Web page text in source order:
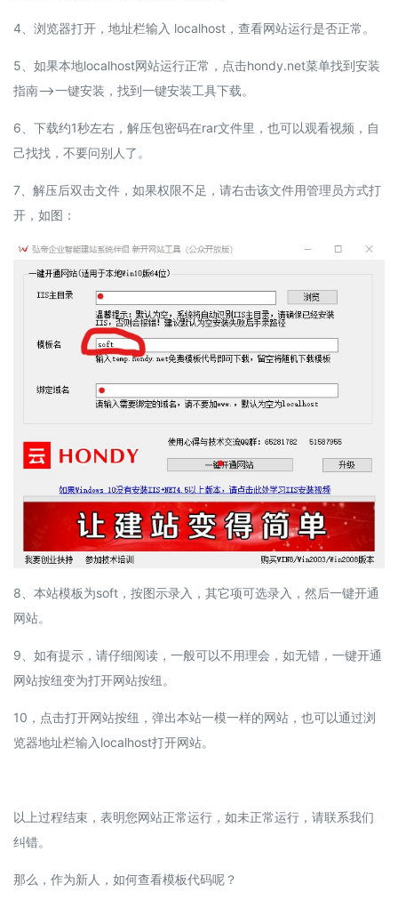
4、浏览器打开，地址栏输入 localhost，查看网站运行是否正常。
5、如果本地localhost网站运行正常，点击hondy.net菜单找到安装
指南-->一键安装，找到一键安装工具下载。
6、下载约1秒左右，解压包密码在rar文件里，也可以观看视频，自
己找找，不要问别人了。
7、解压后双击文件，如果权限不足，请右击该文件用管理员方式打
开，如图：
8、本站模板为soft，按图示录入，其它项可选录入，然后一键开通
网站。
9、如有提示，请仔细阅读，一般可以不用理会，如无错，一键开通
网站按纽变为打开网站按纽。
10，点击打开网站按纽，弹出本站一模一样的网站，也可以通过浏
览器地址栏输入localhost打开网站。
以上过程结束，表明您网站正常运行，如未正常运行，请联系我们
纠错。
那么，作为新人，如何查看模板代码呢？